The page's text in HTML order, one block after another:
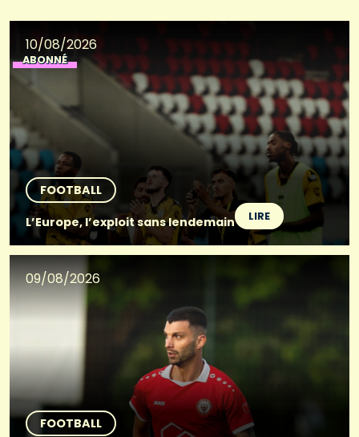
10/08/2026
ABONNÉ
FOOTBALL
L’Europe, l’exploit sans lendemain
LIRE
09/08/2026
FOOTBALL